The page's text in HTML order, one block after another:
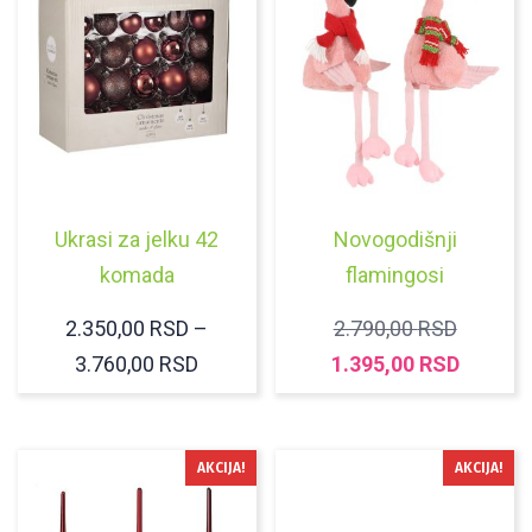
Ukrasi za jelku 42
komada
2.350,00 RSD –
3.760,00 RSD
2.350,00 RSD
DO
Novogodišnji
flamingosi
2.790,00RSD
CENA
1.395,00 RSD
AKCIJA! AKCIJA!